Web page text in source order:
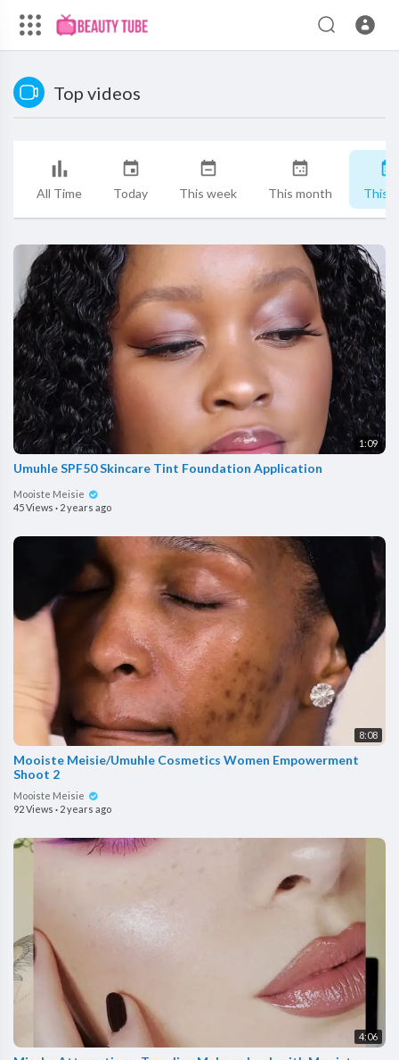
Top videos
All Time Today This week This month This
1:09
Umuhle SPF50 Skincare Tint Foundation Application
Mooiste Meisie
45 Views · 2 years ago
8:08
Mooiste Meisie/Umuhle Cosmetics Women Empowerment
Shoot 2
Mooiste Meisie
92 Views · 2 years ago
4:06